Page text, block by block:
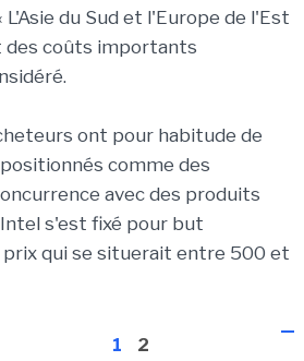
du Sud et l'Europe de l'Est
des coûts importants
ont pour habitude de
comme des
avec des produits
s'est fixé pour but
prix qui se situerait entre 500 et
1 2